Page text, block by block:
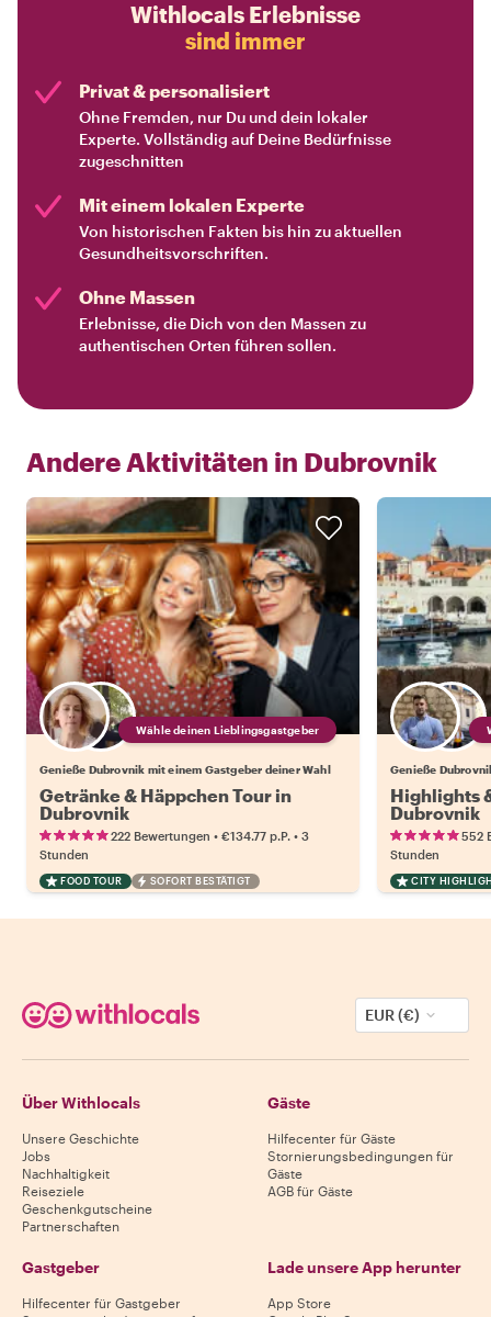
Withlocals Erlebnisse
sind immer
Privat & personalisiert
Ohne Fremden, nur Du und dein lokaler
Experte. Vollständig auf Deine Bedürfnisse
zugeschnitten
Mit einem lokalen Experte
Von historischen Fakten bis hin zu aktuellen
Gesundheitsvorschriften.
Ohne Massen
Erlebnisse, die Dich von den Massen zu
authentischen Orten führen sollen.
Andere Aktivitäten in Dubrovnik
Wähle deinen Lieblingsgastgeber
Genieße Dubrovnik mit einem Gastgeber deiner Wahl
Getränke & Häppchen Tour in
Dubrovnik
222 Bewertungen • €134.77 p.P. • 3
Stunden
FOOD TOUR SOFORT BESTÄTIGT
Genieße
Highlights
Dubrovnik
552
Stunden
CITY
EUR (€)
Über Withlocals
Unsere Geschichte
Jobs
Nachhaltigkeit
Reiseziele
Geschenkgutscheine
Partnerschaften
Gäste
Hilfecenter für Gäste
Stornierungsbedingungen für
Gäste
AGB für Gäste
Gastgeber
Hilfecenter für Gastgeber
Lade unsere App herunter
App Store